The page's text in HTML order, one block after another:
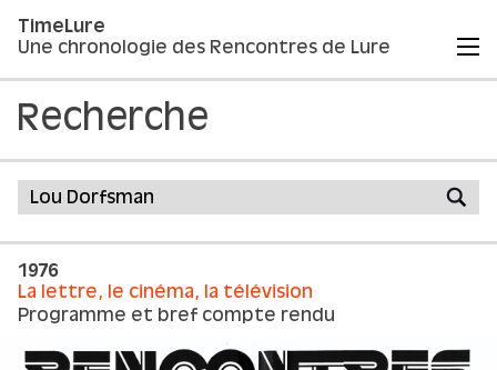
TimeLure
Une chronologie des Rencontres de Lure
Recherche
1976
La lettre, le cinéma, la télévision
Programme et bref compte rendu